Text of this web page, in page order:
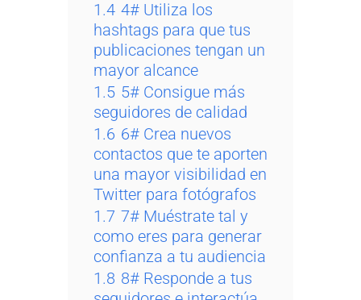
1.4 4# Utiliza los
hashtags para que tus
publicaciones tengan un
mayor alcance
1.5 5# Consigue más
seguidores de calidad
1.6 6# Crea nuevos
contactos que te aporten
una mayor visibilidad en
Twitter para fotógrafos
1.7 7# Muéstrate tal y
como eres para generar
confianza a tu audiencia
1.8 8# Responde a tus